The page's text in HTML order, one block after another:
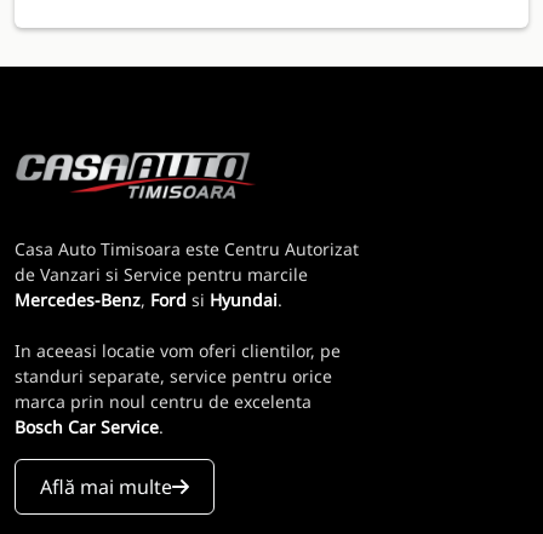
Casa Auto Timisoara este Centru Autorizat
de Vanzari si Service pentru marcile
Mercedes-Benz, Ford si Hyundai.
In aceeasi locatie vom oferi clientilor, pe
standuri separate, service pentru orice
marca prin noul centru de excelenta
Bosch Car Service.
Află mai multe